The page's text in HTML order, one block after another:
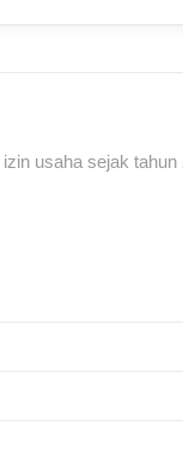
usaha sejak tahun